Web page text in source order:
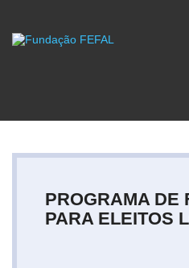
PROGRAMA DE
PARA ELEITOS